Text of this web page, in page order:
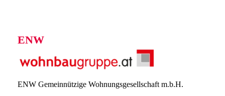
ENW
ENW Gemeinnützige Wohnungsgesellschaft m.b.H.